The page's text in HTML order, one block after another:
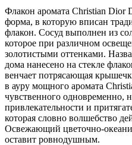
Флакон аромата Christian Dior
форма, в которую вписан
флакон. Сосуд выполнен из
которое при различном
золотистыми оттенками.
дома нанесено на стекле
венчает потрясающая
в ауру мощного аромата
чувственного одновременно,
привлекательности и
которая словно волшебство
Освежающий цветочно-
оставит ровнодушным.